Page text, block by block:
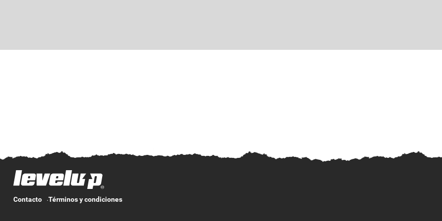
Contacto Términos y condiciones